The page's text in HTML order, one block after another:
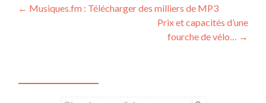
Navigation
← Musiques.fm : Télécharger des milliers de MP3
Prix et capacités d’une
fourche de vélo… →